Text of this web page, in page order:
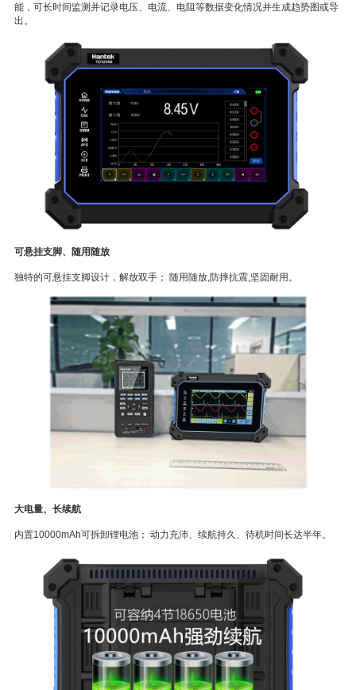
能，可长时间监测并记录电压、电流、电阻等数据变化情况并生成趋势图或导
出。
可悬挂支脚、随用随放
独特的可悬挂支脚设计，解放双手； 随用随放,防摔抗震,坚固耐用。
大电量、长续航
内置10000mAh可拆卸锂电池； 动力充沛、续航持久、待机时间长达半年。